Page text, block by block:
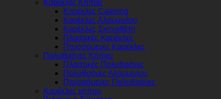
Καρέκλες Κήπου
Καρέκλες Catering
Καρέκλες Αλουμινίου
Καρέκλες Σκηνοθέτη
Πλαστικές Καρέκλες
Πτυσσόμενες Καρέκλες
Πολυθρόνες Κήπου
Πλαστικές Πολυθρόνες
Πολυθρόνες Αλουμινίου
Πτυσσόμενες Πολυθρόνες
Καρέκλες κήπου